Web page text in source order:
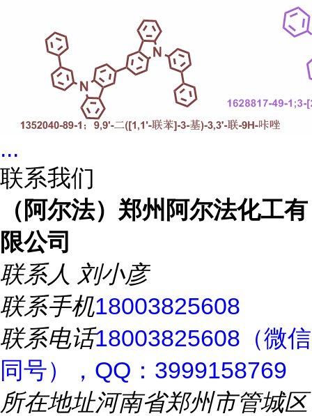
...
联系我们
（阿尔法）郑州阿尔法化工有
限公司
联系人 刘小彦
联系手机18003825608
联系电话18003825608（微信
同号），QQ：3999158769
所在地址河南省郑州市管城区